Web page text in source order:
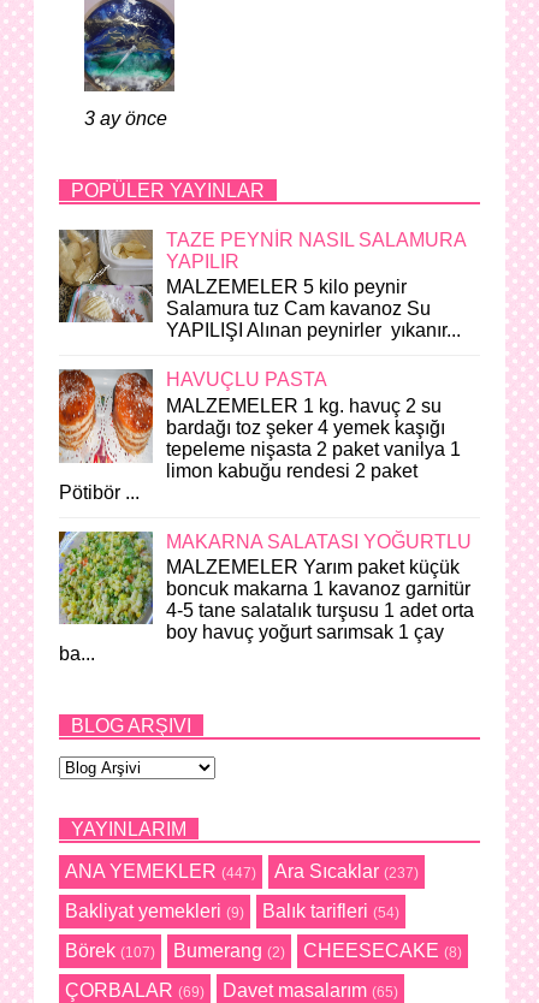
3 ay önce
POPÜLER YAYINLAR
TAZE PEYNİR NASIL SALAMURA
YAPILIR
MALZEMELER 5 kilo peynir
Salamura tuz Cam kavanoz Su
YAPILIŞI Alınan peynirler yıkanır...
HAVUÇLU PASTA
MALZEMELER 1 kg. havuç 2 su
bardağı toz şeker 4 yemek kaşığı
tepeleme nişasta 2 paket vanilya 1
limon kabuğu rendesi 2 paket
Pötibör ...
MAKARNA SALATASI YOĞURTLU
MALZEMELER Yarım paket küçük
boncuk makarna 1 kavanoz garnitür
4-5 tane salatalık turşusu 1 adet orta
boy havuç yoğurt sarımsak 1 çay
ba...
BLOG ARŞIVI
YAYINLARIM
ANA YEMEKLER (447) Ara Sıcaklar (237)
Bakliyat yemekleri (9) Balık tarifleri (54)
Börek (107) Bumerang (2) CHEESECAKE (8)
ÇORBALAR (69) Davet masalarım (65)